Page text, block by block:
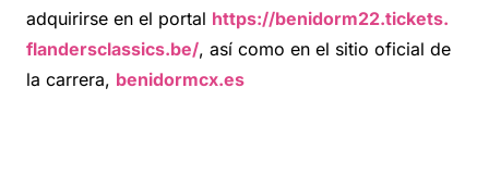
adquirirse en el portal https://benidorm22.tickets.
flandersclassics.be/, así como en el sitio oficial de
la carrera, benidormcx.es